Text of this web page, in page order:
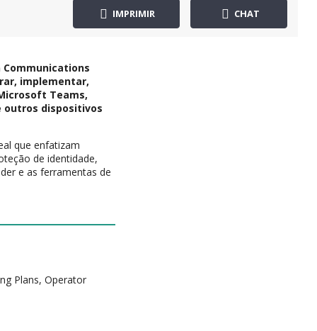
IMPRIMIR CHAT
implementar,
Teams,
outros dispositivos
que enfatizam
de identidade,
e as ferramentas de
Plans, Operator